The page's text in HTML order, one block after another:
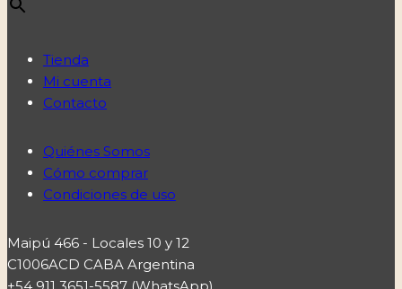
Tienda
Mi cuenta
Contacto
Quiénes Somos
Cómo comprar
Condiciones de uso
Maipú 466 - Locales 10 y 12
C1006ACD CABA Argentina
+54 911 3651-5587 (WhatsApp)